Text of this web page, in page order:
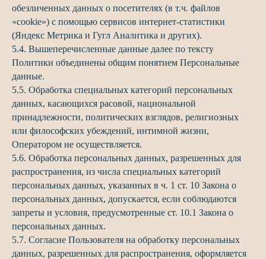
обезличенных данных о посетителях (в т.ч. файлов
«cookie») с помощью сервисов интернет-статистики
(Яндекс Метрика и Гугл Аналитика и других).
5.4. Вышеперечисленные данные далее по тексту
Политики объединены общим понятием Персональные
данные.
5.5. Обработка специальных категорий персональных
данных, касающихся расовой, национальной
принадлежности, политических взглядов, религиозных
или философских убеждений, интимной жизни,
Оператором не осуществляется.
5.6. Обработка персональных данных, разрешенных для
распространения, из числа специальных категорий
персональных данных, указанных в ч. 1 ст. 10 Закона о
персональных данных, допускается, если соблюдаются
запреты и условия, предусмотренные ст. 10.1 Закона о
персональных данных.
5.7. Согласие Пользователя на обработку персональных
данных, разрешенных для распространения, оформляется